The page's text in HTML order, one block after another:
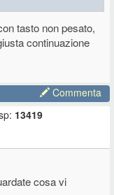
tasto non pesato,
continuazione
Commenta
13419
cosa vi